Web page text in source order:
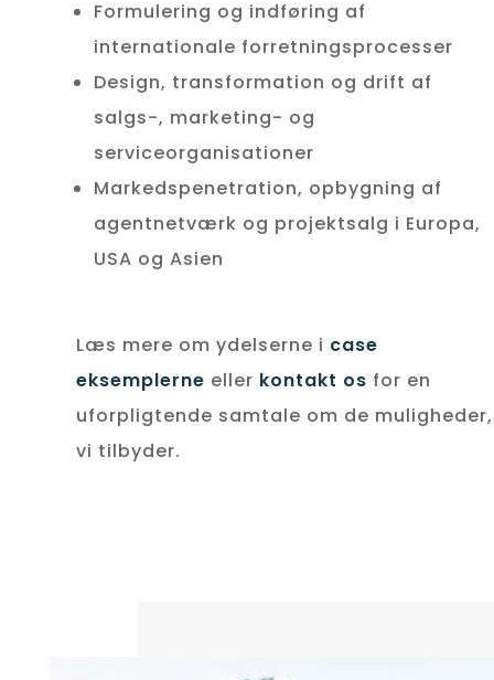
Formulering og indføring af
internationale forretningsprocesser
Design, transformation og drift af
salgs-, marketing- og
serviceorganisationer
Markedspenetration, opbygning af
agentnetværk og projektsalg i Europa,
USA og Asien
Læs mere om ydelserne i case
eksemplerne eller kontakt os for en
uforpligtende samtale om de muligheder,
vi tilbyder.